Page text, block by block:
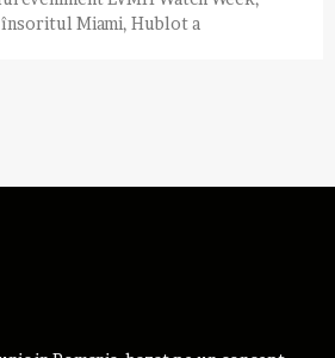
însoritul Miami, Hublot a